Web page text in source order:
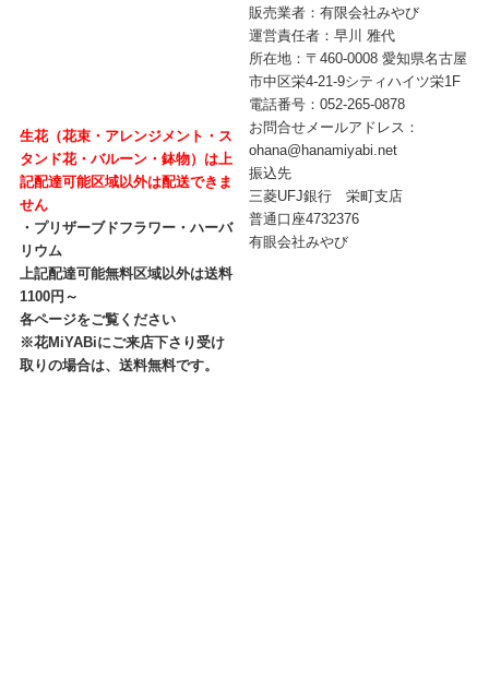
生花（花束・アレンジメント・ス
タンド花・バルーン・鉢物）は上
記配達可能区域以外は配送できま
せん
・プリザーブドフラワー・ハーバ
リウム
上記配達可能無料区域以外は送料
1100円～
各ページをご覧ください
※花MiYABiにご来店下さり受け
取りの場合は、送料無料です。
販売業者：有限会社みやび
運営責任者：早川 雅代
所在地：〒460-0008 愛知県名古屋
市中区栄4-21-9シティハイツ栄1F
電話番号：052-265-0878
お問合せメールアドレス：
ohana@hanamiyabi.net
振込先
三菱UFJ銀行 栄町支店
普通口座4732376
有眼会社みやび